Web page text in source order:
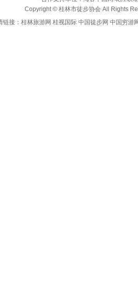
Copyright © 桂林市徒步协会All Rights
链接： 桂林旅游网 桂视国际 中国徒步网 中国穷游